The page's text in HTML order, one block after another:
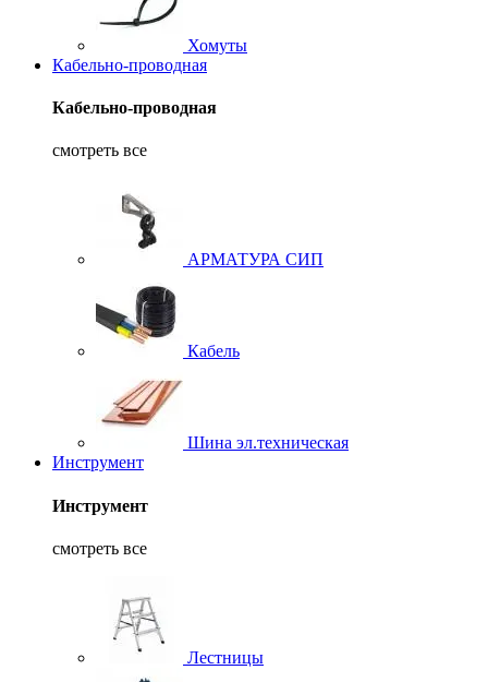
Хомуты
Кабельно-проводная
Кабельно-проводная
смотреть все
АРМАТУРА СИП
Кабель
Шина эл.техническая
Инструмент
Инструмент
смотреть все
Лестницы